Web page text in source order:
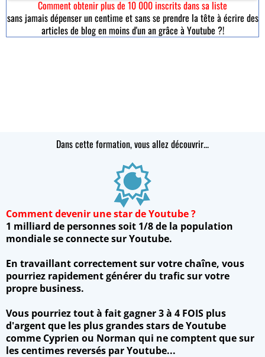
Comment obtenir plus de 10 000 inscrits dans sa liste
sans jamais dépenser un centime et sans se prendre la tête à écrire des
articles de blog en moins d'un an grâce à Youtube ?!
Dans cette formation, vous allez découvrir...
Comment devenir une star de Youtube ?
1 milliard de personnes soit 1/8 de la population
mondiale se connecte sur Youtube.
En travaillant correctement sur votre chaîne, vous
pourriez rapidement générer du trafic sur votre
propre business.
Vous pourriez tout à fait gagner 3 à 4 FOIS plus
d'argent que les plus grandes stars de Youtube
comme Cyprien ou Norman qui ne comptent que sur
les centimes reversés par Youtube...